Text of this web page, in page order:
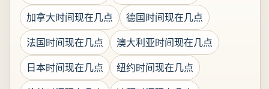
加拿大时间现在几点
德国时间现在几点
法国时间现在几点
澳大利亚时间现在几点
日本时间现在几点
纽约时间现在几点